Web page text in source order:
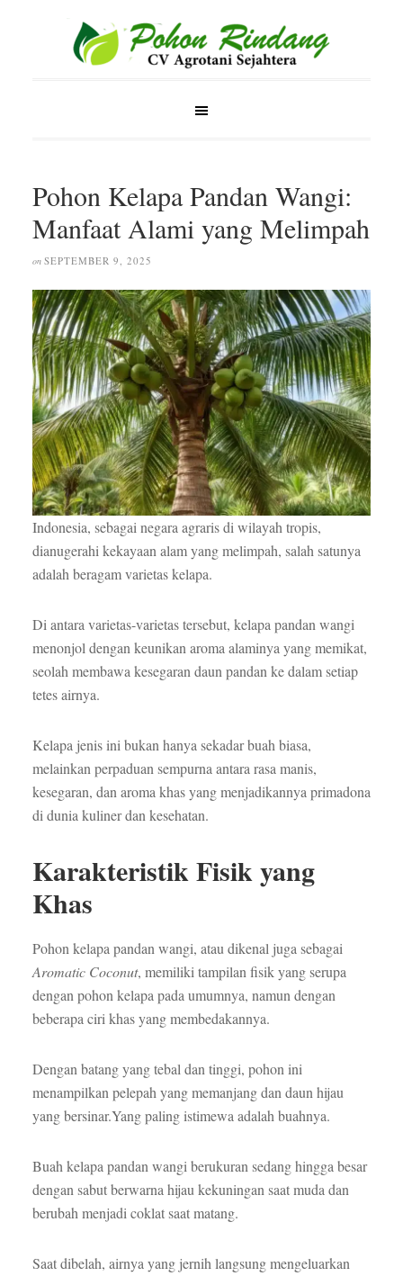
Pohon Kelapa Pandan Wangi:
Manfaat Alami yang Melimpah
on SEPTEMBER 9, 2025
Indonesia, sebagai negara agraris di wilayah tropis,
dianugerahi kekayaan alam yang melimpah, salah satunya
adalah beragam varietas kelapa.
Di antara varietas-varietas tersebut, kelapa pandan wangi
menonjol dengan keunikan aroma alaminya yang memikat,
seolah membawa kesegaran daun pandan ke dalam setiap
tetes airnya.
Kelapa jenis ini bukan hanya sekadar buah biasa,
melainkan perpaduan sempurna antara rasa manis,
kesegaran, dan aroma khas yang menjadikannya primadona
di dunia kuliner dan kesehatan.
Karakteristik Fisik yang
Khas
Pohon kelapa pandan wangi, atau dikenal juga sebagai
Aromatic Coconut, memiliki tampilan fisik yang serupa
dengan pohon kelapa pada umumnya, namun dengan
beberapa ciri khas yang membedakannya.
Dengan batang yang tebal dan tinggi, pohon ini
menampilkan pelepah yang memanjang dan daun hijau
yang bersinar.Yang paling istimewa adalah buahnya.
Buah kelapa pandan wangi berukuran sedang hingga besar
dengan sabut berwarna hijau kekuningan saat muda dan
berubah menjadi coklat saat matang.
Saat dibelah, airnya yang jernih langsung mengeluarkan